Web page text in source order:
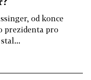
od konce
prezidenta pro